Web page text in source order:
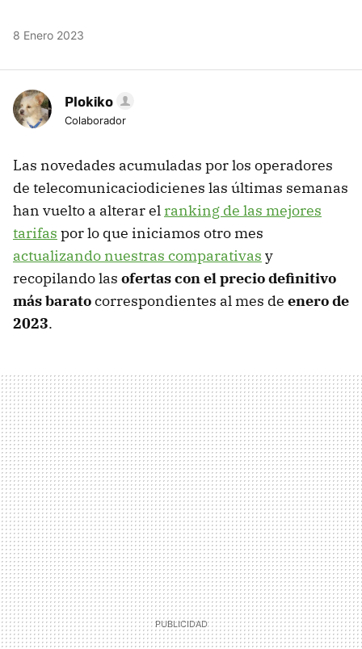
8 Enero 2023
Plokiko
Colaborador
Las novedades acumuladas por los operadores
de telecomunicaciodicienes las últimas semanas
han vuelto a alterar el ranking de las mejores
tarifas por lo que iniciamos otro mes
actualizando nuestras comparativas y
recopilando las ofertas con el precio definitivo
más baratocorrespondientes al mes de enero de
2023.